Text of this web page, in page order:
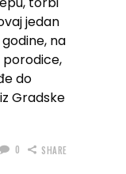
jedan
godine, na
do
Gradske
0 SHARE